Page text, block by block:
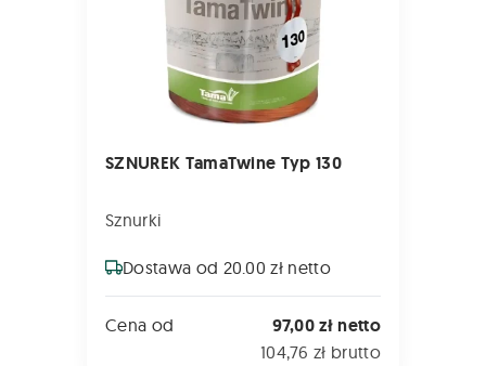
SZNUREK TamaTwine Typ 130
Sznurki
Dostawa od 20.00 zł netto
Cena od 97,00 zł netto
104,76 zł brutto